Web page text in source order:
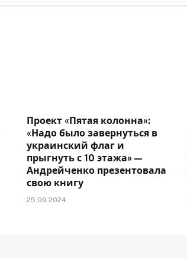
Проект «Пятая колонна»:
«Надо было завернуться в
украинский флаг и
прыгнуть с 10 этажа» —
Андрейченко презентовала
свою книгу
25.09.2024